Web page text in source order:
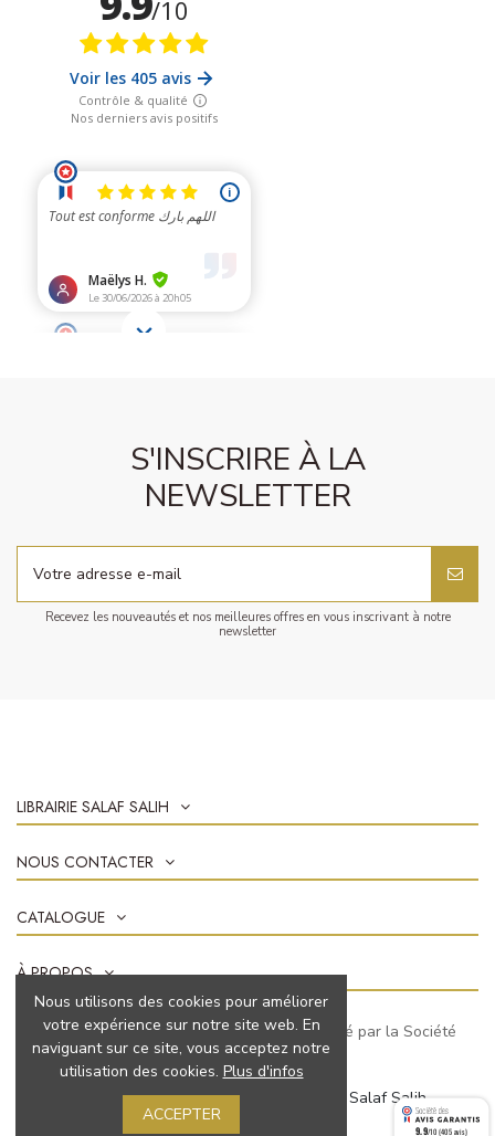
S'INSCRIRE À LA
NEWSLETTER
Recevez les nouveautés et nos meilleures offres en vous inscrivant à notre
newsletter
LIBRAIRIE SALAF SALIH
NOUS CONTACTER
CATALOGUE
À PROPOS
Marchand approuvé par la Société
des Avis Garantis, cliquez ici pour vérifier.
© 2022 Tous droits réservés à Librairie Salaf Salih
Nous utilisons des cookies pour améliorer
votre expérience sur notre site web. En
naviguant sur ce site, vous acceptez notre
utilisation des cookies. Plus d'infos
ACCEPTER
9.9/10 (405 avis)